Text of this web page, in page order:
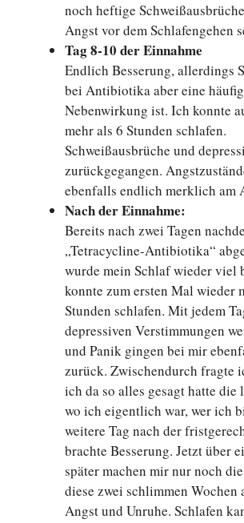
noch heftige
Angst vor dem Schlafengehen
Tag 8-10 der Einnahme
Endlich Besserung, allerdings
bei Antibiotika aber eine
Nebenwirkung ist. Ich konnte
mehr als 6 Stunden schlafen.
Schweißausbrüche und
zurückgegangen.
ebenfalls endlich merklich am
Nach der Einnahme:
Bereits nach zwei Tagen
„Tetracycline-Antibiotika“
wurde mein Schlaf wieder viel
konnte zum ersten Mal wieder
Stunden schlafen. Mit jedem
depressiven Verstimmungen
und Panik gingen bei mir
zurück. Zwischendurch fragte
ich da so alles gesagt hatte die
wo ich eigentlich war, wer ich
weitere Tag nach der
brachte Besserung. Jetzt über
später machen mir nur noch
diese zwei schlimmen Wochen
Angst und Unruhe. Schlafen